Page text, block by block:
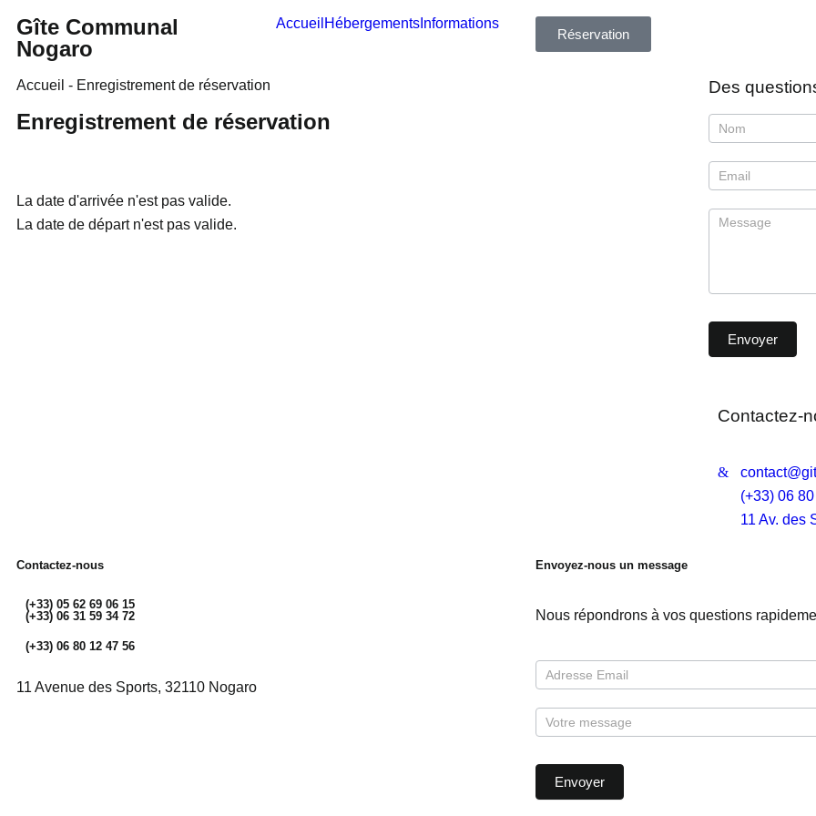
Gîte Communal
Nogaro
Accueil Hébergements Informations
Réservation
Accueil - Enregistrement de réservation
Enregistrement de réservation
La date d'arrivée n'est pas valide.
La date de départ n'est pas valide.
Des
Contactez-
(+33) 06
11 Av. des
Contactez-nous
(+33) 05 62 69 06 15
(+33) 06 31 59 34 72
(+33) 06 80 12 47 56
11 Avenue des Sports, 32110 Nogaro
Envoyez-nous un message
Nous répondrons à vos questions